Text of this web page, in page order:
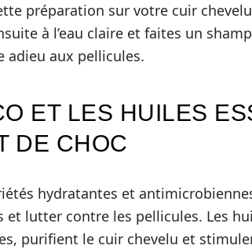
préparation sur votre cuir
à l’eau claire et faites un
adieu aux pellicules.
ET LES HUILES
DE CHOC
hydratantes et
et lutter contre les pellicules. Les
purifient le cuir chevelu et